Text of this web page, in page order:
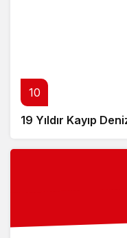
10
19 Yıldır Kayıp